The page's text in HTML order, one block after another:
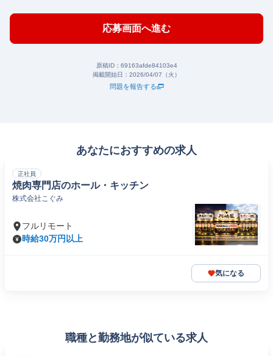
応募画面へ進む
原稿ID： 69163afde84103e4
掲載開始日： 2026/04/07（火）
問題を報告する
あなたにおすすめの求人
正社員
焼肉専門店のホール・キッチン
株式会社こぐみ
フルリモート
時給30万円以上
気になる
職種と勤務地が似ている求人